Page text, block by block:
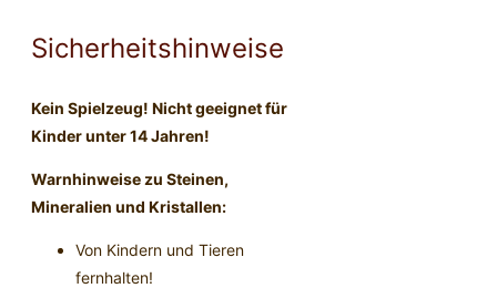
Sicherheitshinweise
Kein Spielzeug! Nicht geeignet für
Kinder unter 14 Jahren!
Warnhinweise zu Steinen,
Mineralien und Kristallen:
Von Kindern und Tieren
fernhalten!